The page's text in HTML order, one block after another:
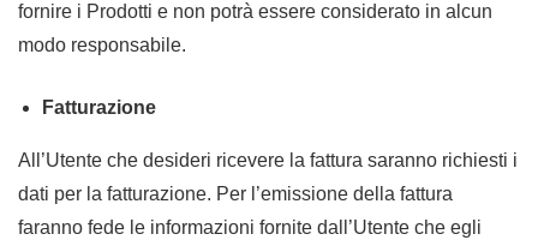
fornire i Prodotti e non potrà essere considerato in alcun
modo responsabile.
Fatturazione
All’Utente che desideri ricevere la fattura saranno richiesti i
dati per la fatturazione. Per l’emissione della fattura
faranno fede le informazioni fornite dall’Utente che egli